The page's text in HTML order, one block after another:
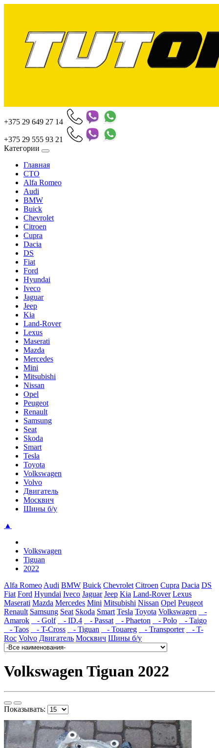
+375 29 649 27 14
+375 29 555 93 21
Категории
Главная
СТО
Alfa Romeo
Audi
BMW
Buick
Chevrolet
Citroen
Cupra
Dacia
DS
Fiat
Ford
Hyundai
Iveco
Jaguar
Jeep
Kia
Land-Rover
Lexus
Maserati
Mazda
Mercedes
Mini
Mitsubishi
Nissan
Opel
Peugeot
Renault
Samsung
Seat
Skoda
Smart
Tesla
Toyota
Volkswagen
Volvo
Двигатель
Москвич
Шины б/у
▲
Volkswagen
Tiguan
2022
Alfa Romeo Audi BMW Buick Chevrolet Citroen Cupra Dacia DS
Fiat Ford Hyundai Iveco Jaguar Jeep Kia Land-Rover Lexus
Maserati Mazda Mercedes Mini Mitsubishi Nissan Opel Peugeot
Renault Samsung Seat Skoda Smart Tesla Toyota Volkswagen
-
Amarok
- Golf - ID.4 - Passat - Phaeton - Polo
- Taigo
- Taos
- T-Cross - Tiguan - Touareg - Transporter
- T-
Roc Volvo Двигатель Москвич Шины б/у
Volkswagen Tiguan 2022
Показывать: